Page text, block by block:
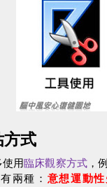
方式
用臨床觀察方式，
兩種： 意想運動